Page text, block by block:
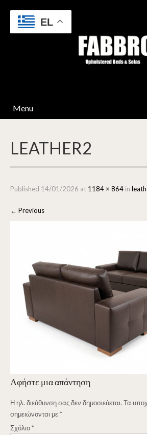
Menu
LEATHER2
Published 14/01/2026 at 1184 × 864 in
← Previous
Αφήστε μια απάντηση
Η ηλ. διεύθυνση σας δεν δημοσιεύεται. Τα
σημειώνονται με*
Σχόλιο*
EL